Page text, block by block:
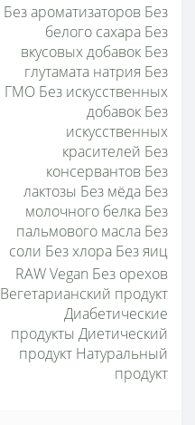
Без ароматизаторов Без
белого сахара Без
вкусовых добавок Без
глутамата натрия Без
ГМО Без искусственных
добавок Без
искусственных
красителей Без
консервантов Без
лактозы Без мёда Без
молочного белка Без
пальмового масла Без
соли Без хлора Без яиц
RAW Vegan Без орехов
Вегетарианский продукт
Диабетические
продукты Диетический
продукт Натуральный
продукт